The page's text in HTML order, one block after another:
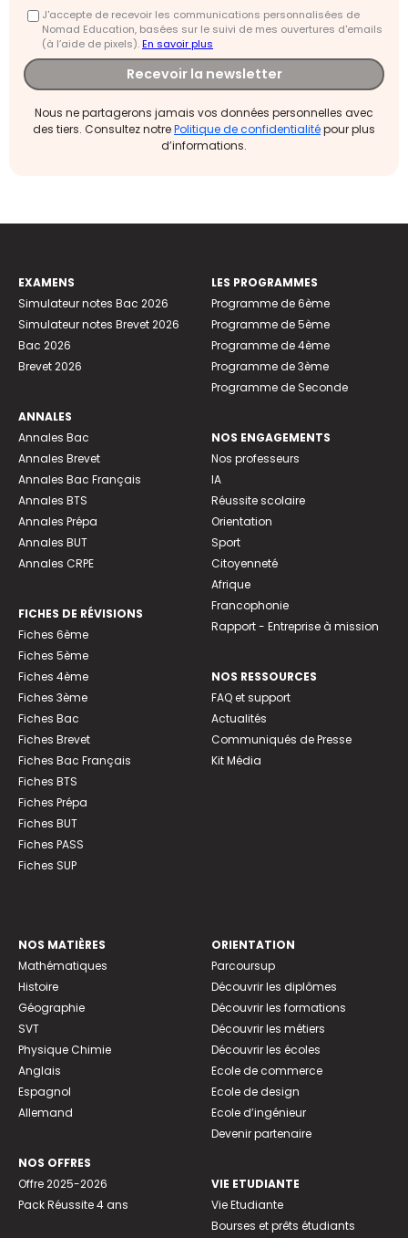
J'accepte de recevoir les communications personnalisées de
Nomad Education, basées sur le suivi de mes ouvertures d'emails
(à l’aide de pixels).En savoir plus
Recevoir la newsletter
Nous ne partagerons jamais vos données personnelles avec
des tiers. Consultez notrePolitique de confidentialitépour plus
d’informations.
EXAMENS
Simulateur notes Bac 2026
Simulateur notes Brevet 2026
Bac 2026
Brevet 2026
ANNALES
Annales Bac
Annales Brevet
Annales Bac Français
Annales BTS
Annales Prépa
Annales BUT
Annales CRPE
FICHES DE RÉVISIONS
Fiches 6ème
Fiches 5ème
Fiches 4ème
Fiches 3ème
Fiches Bac
Fiches Brevet
Fiches Bac Français
Fiches BTS
Fiches Prépa
Fiches BUT
Fiches PASS
Fiches SUP
LES PROGRAMMES
Programme de 6ème
Programme de 5ème
Programme de 4ème
Programme de 3ème
Programme de Seconde
NOS ENGAGEMENTS
Nos professeurs
IA
Réussite scolaire
Orientation
Sport
Citoyenneté
Afrique
Francophonie
Rapport - Entreprise à mission
NOS RESSOURCES
FAQ et support
Actualités
Communiqués de Presse
Kit Média
NOS MATIÈRES
Mathématiques
Histoire
Géographie
SVT
Physique Chimie
Anglais
Espagnol
Allemand
NOS OFFRES
Offre 2025-2026
Pack Réussite 4 ans
ORIENTATION
Parcoursup
Découvrir les diplômes
Découvrir les formations
Découvrir les métiers
Découvrir les écoles
Ecole de commerce
Ecole de design
Ecole d’ingénieur
Devenir partenaire
VIE ETUDIANTE
Vie Etudiante
Bourses et prêts étudiants